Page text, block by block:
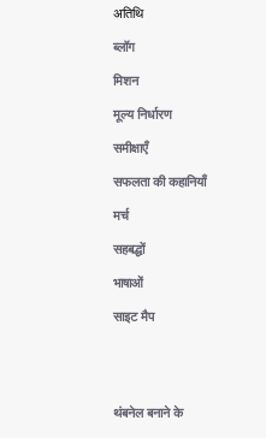
अतिथि
ब्लॉग
मिशन
मूल्य निर्धारण
समीक्षाएँ
सफलता की कहानियाँ
मर्च
सहबद्धों
भाषाओं
साइट मैप
थंबनेल बनाने के